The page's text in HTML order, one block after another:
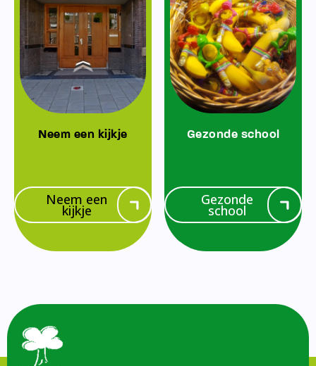
Neem een kijkje
Neem een
kijkje
Gezonde school
Gezonde
school